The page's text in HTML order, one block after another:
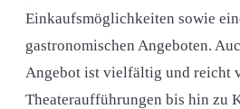
Einkaufsmöglichkeiten sowie
gastronomischen Angeboten.
Angebot ist vielfältig und reicht
Theateraufführungen bis hin zu